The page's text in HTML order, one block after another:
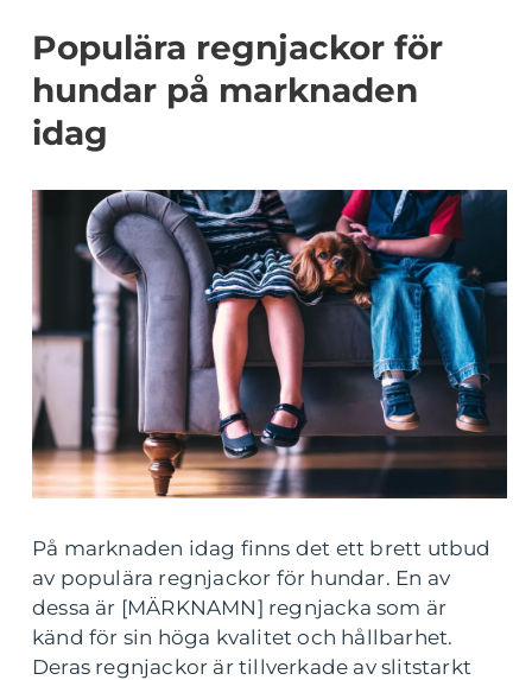
Populära regnjackor för
hundar på marknaden
idag
På marknaden idag finns det ett brett utbud
av populära regnjackor för hundar. En av
dessa är [MÄRKNAMN] regnjacka som är
känd för sin höga kvalitet och hållbarhet.
Deras regnjackor är tillverkade av slitstarkt